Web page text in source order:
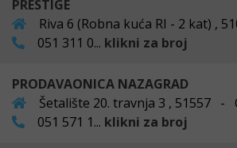
PRESTIGE
Riva 6 (Robna kuća RI - 2 kat) ,
051 311 0... klikni za broj
PRODAVAONICA NAZAGRAD
Šetalište 20. travnja 3 , 51557 -
051 571 1... klikni za broj